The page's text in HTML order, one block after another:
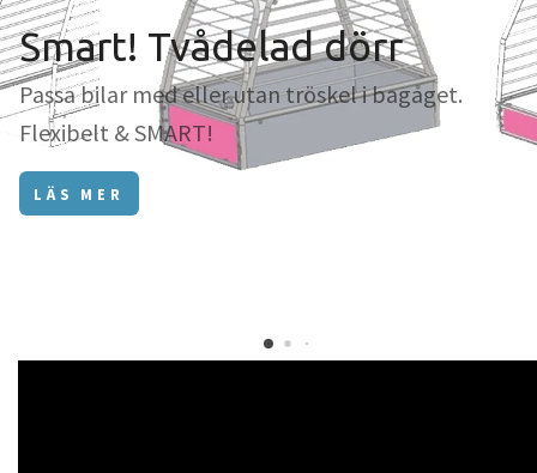
Smart! Tvådelad dörr
Passa bilar med eller utan tröskel i bagaget.
Flexibelt & SMART!
LÄS MER